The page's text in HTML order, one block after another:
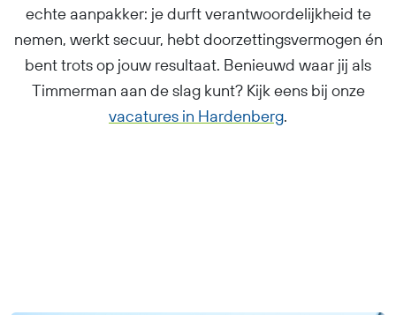
echte aanpakker: je durft verantwoordelijkheid te
nemen, werkt secuur, hebt doorzettingsvermogen én
bent trots op jouw resultaat. Benieuwd waar jij als
Timmerman aan de slag kunt? Kijk eens bij onze
vacatures in Hardenberg.